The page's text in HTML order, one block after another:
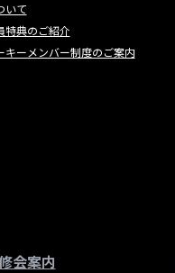
いて
特典のご紹介
キーメンバー制度のご案内
会案内